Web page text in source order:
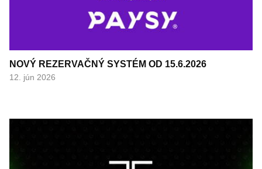
NOVÝ REZERVAČNÝ SYSTÉM OD 15.6.2026
12. jún 2026